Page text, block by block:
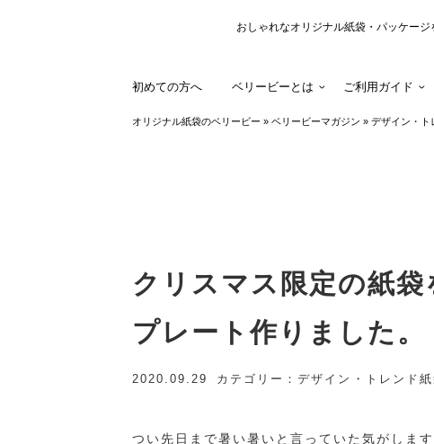
おしゃれなオリジナル紙袋・パッケー
初めての方へ ベリービーとは ご利用ガイド
オリジナル紙袋のベリービー » ベリービーマガジン » デザイン・ト
クリスマス限定の紙
プレート作りました。
2020.09.29 カテゴリー デザイン・トレンド
つい先日まで暑い暑いと言っていた気がしま